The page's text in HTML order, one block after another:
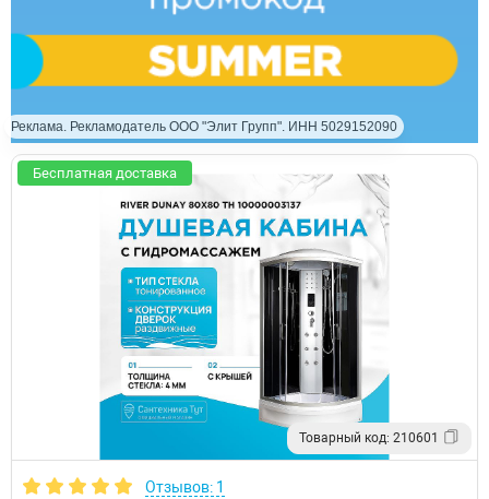
Реклама. Рекламодатель ООО "Элит Групп". ИНН 5029152090
Бесплатная доставка
Товарный код: 210601
Отзывов: 1